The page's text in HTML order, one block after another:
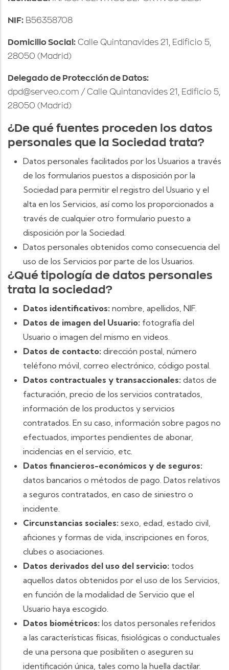
NIF: B56358708
Domicilio Social: Calle Quintanavides 21, Edificio 5,
28050 (Madrid)
Delegado de Protección de Datos:
dpd@serveo.com / Calle Quintanavides 21, Edificio 5,
28050 (Madrid)
¿De qué fuentes proceden los datos
personales que la Sociedad trata?
Datos personales facilitados por los Usuarios a través
de los formularios puestos a disposición por la
Sociedad para permitir el registro del Usuario y el
alta en los Servicios, así como los proporcionados a
través de cualquier otro formulario puesto a
disposición por la Sociedad.
Datos personales obtenidos como consecuencia del
uso de los Servicios por parte de los Usuarios.
¿Qué tipología de datos personales
trata la sociedad?
Datos identificativos: nombre, apellidos, NIF.
Datos de imagen del Usuario: fotografía del
Usuario o imagen del mismo en videos.
Datos de contacto: dirección postal, número
teléfono móvil, correo electrónico, código postal.
Datos contractuales y transaccionales: datos de
facturación, precio de los servicios contratados,
información de los productos y servicios
contratados. En su caso, información sobre pagos no
efectuados, importes pendientes de abonar,
incidencias en el servicio, etc.
Datos financieros-económicos y de seguros:
datos bancarios o métodos de pago. Datos relativos
a seguros contratados, en caso de siniestro o
incidente.
Circunstancias sociales: sexo, edad, estado civil,
aficiones y formas de vida, inscripciones en foros,
clubes o asociaciones.
Datos derivados del uso del servicio: todos
aquellos datos obtenidos por el uso de los Servicios,
en función de la modalidad de Servicio que el
Usuario haya escogido.
Datos biométricos: los datos personales referidos
a las características físicas, fisiológicas o conductuales
de una persona que posibiliten o aseguren su
identificación única, tales como la huella dactilar.